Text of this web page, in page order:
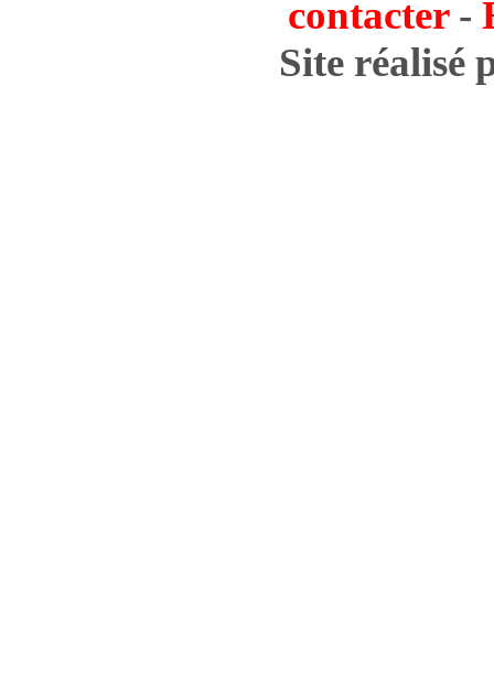
contacter-
Site réalisé